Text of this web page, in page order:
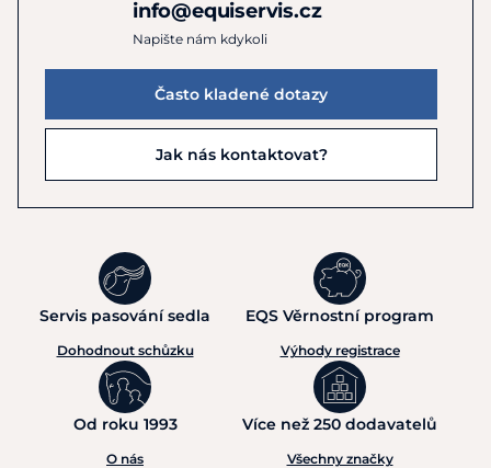
info@equiservis.cz
Napište nám kdykoli
Často kladené dotazy
Jak nás kontaktovat?
Servis pasování sedla
Dohodnout schůzku
EQS Věrnostní program
Výhody registrace
Od roku 1993
O nás
Více než 250 dodavatelů
Všechny značky